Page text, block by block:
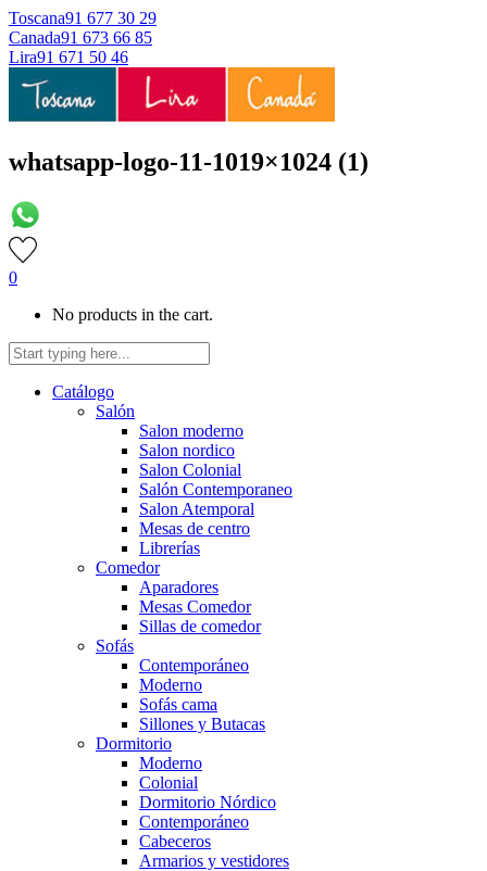
Toscana91 677 30 29
Canada91 673 66 85
Lira91 671 50 46
whatsapp-logo-11-1019×1024 (1)
0
No products in the cart.
Catálogo
Salón
Salon moderno
Salon nordico
Salon Colonial
Salón Contemporaneo
Salon Atemporal
Mesas de centro
Librerías
Comedor
Aparadores
Mesas Comedor
Sillas de comedor
Sofás
Contemporáneo
Moderno
Sofás cama
Sillones y Butacas
Dormitorio
Moderno
Colonial
Dormitorio Nórdico
Contemporáneo
Cabeceros
Armarios y vestidores